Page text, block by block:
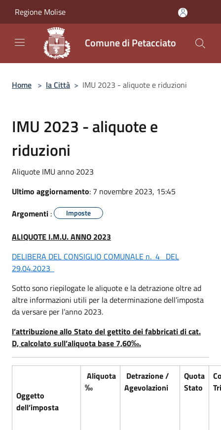
Regione Molise
Comune di Petacciato
Home > la Città > IMU 2023 - aliquote e riduzioni
IMU 2023 - aliquote e
riduzioni
Aliquote IMU anno 2023
Ultimo aggiornamento: 7 novembre 2023, 15:45
Argomenti : Imposte
ALIQUOTE I.M.U. ANNO 2023
DELIBERA DEL CONSIGLIO COMUNALE n. 4 DEL
29.04.2023
Sotto sono riepilogate le aliquote e la detrazione oltre ad
altre informazioni utili per la determinazione dell’imposta
da versare per l’anno 2023.
l’attribuzione allo Stato del gettito dei fabbricati di cat.
D, calcolato sull’aliquota base 7,60‰.
Oggetto
dell’imposta
Aliquota
‰
Detrazione /
Agevolazioni
Quota
Stato